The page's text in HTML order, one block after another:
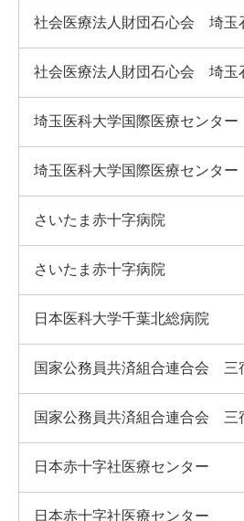
社会医療法人財団石心会 埼玉
社会医療法人財団石心会 埼玉
埼玉医科大学国際医療センター
埼玉医科大学国際医療センター
さいたま赤十字病院
さいたま赤十字病院
日本医科大学千葉北総病院
国家公務員共済組合連合会 三
国家公務員共済組合連合会 三
日本赤十字社医療センター
日本赤十字社医療センター